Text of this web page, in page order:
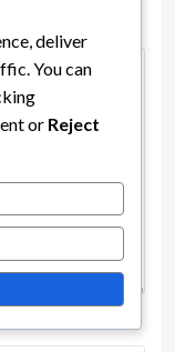
deliver
You can
or Reject